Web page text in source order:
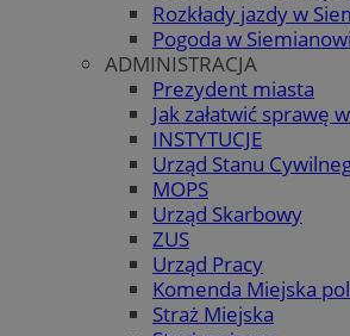
Rozkłady jazdy w
Pogoda w
ADMINISTRACJA
Prezydent miasta
Jak załatwić sprawę
INSTYTUCJE
Urząd Stanu
MOPS
Urząd Skarbowy
ZUS
Urząd Pracy
Komenda Miejska
Straż Miejska